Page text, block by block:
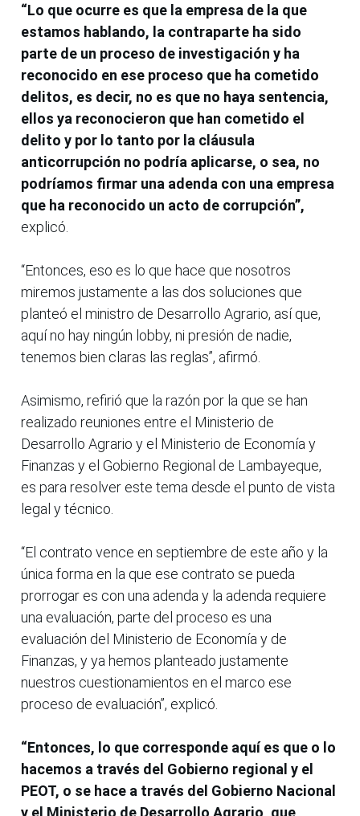
“Lo que ocurre es que la empresa de la que
estamos hablando, la contraparte ha sido
parte de un proceso de investigación y ha
reconocido en ese proceso que ha cometido
delitos, es decir, no es que no haya sentencia,
ellos ya reconocieron que han cometido el
delito y por lo tanto por la cláusula
anticorrupción no podría aplicarse, o sea, no
podríamos firmar una adenda con una empresa
que ha reconocido un acto de corrupción”,
explicó.
“Entonces, eso es lo que hace que nosotros
miremos justamente a las dos soluciones que
planteó el ministro de Desarrollo Agrario, así que,
aquí no hay ningún lobby, ni presión de nadie,
tenemos bien claras las reglas”, afirmó.
Asimismo, refirió que la razón por la que se han
realizado reuniones entre el Ministerio de
Desarrollo Agrario y el Ministerio de Economía y
Finanzas y el Gobierno Regional de Lambayeque,
es para resolver este tema desde el punto de vista
legal y técnico.
“El contrato vence en septiembre de este año y la
única forma en la que ese contrato se pueda
prorrogar es con una adenda y la adenda requiere
una evaluación, parte del proceso es una
evaluación del Ministerio de Economía y de
Finanzas, y ya hemos planteado justamente
nuestros cuestionamientos en el marco ese
proceso de evaluación”, explicó.
“Entonces, lo que corresponde aquí es que o lo
hacemos a través del Gobierno regional y el
PEOT, o se hace a través del Gobierno Nacional
y el Ministerio de Desarrollo Agrario, que